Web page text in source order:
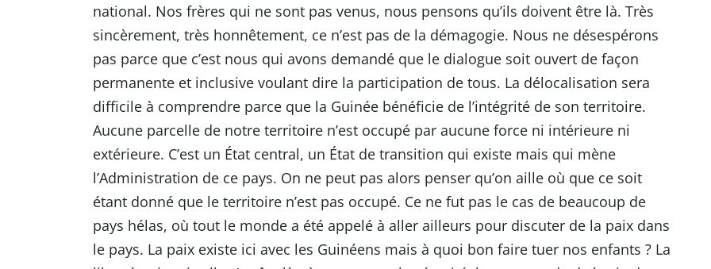
national. Nos frères qui ne sont pas venus, nous pensons qu’ils doivent être là. Très
sincèrement, très honnêtement, ce n’est pas de la démagogie. Nous ne désespérons
pas parce que c’est nous qui avons demandé que le dialogue soit ouvert de façon
permanente et inclusive voulant dire la participation de tous. La délocalisation sera
difficile à comprendre parce que la Guinée bénéficie de l’intégrité de son territoire.
Aucune parcelle de notre territoire n’est occupé par aucune force ni intérieure ni
extérieure. C’est un État central, un État de transition qui existe mais qui mène
l’Administration de ce pays. On ne peut pas alors penser qu’on aille où que ce soit
étant donné que le territoire n’est pas occupé. Ce ne fut pas le cas de beaucoup de
pays hélas, où tout le monde a été appelé à aller ailleurs pour discuter de la paix dans
le pays. La paix existe ici avec les Guinéens mais à quoi bon faire tuer nos enfants ? La